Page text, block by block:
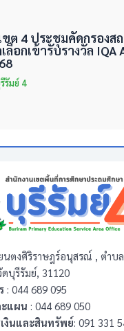
ต 4 ประชุมคัดกรองส
อกเข้ารับรางวัล IQA
รัมย์ 4
ยนตงศิริราษฎร์อนุสรณ์ , ตำบ
บุรีรัมย์, 31120
: 044 689 095
แผน : 044 689 050
งินและสินทรัพย์: 091 331